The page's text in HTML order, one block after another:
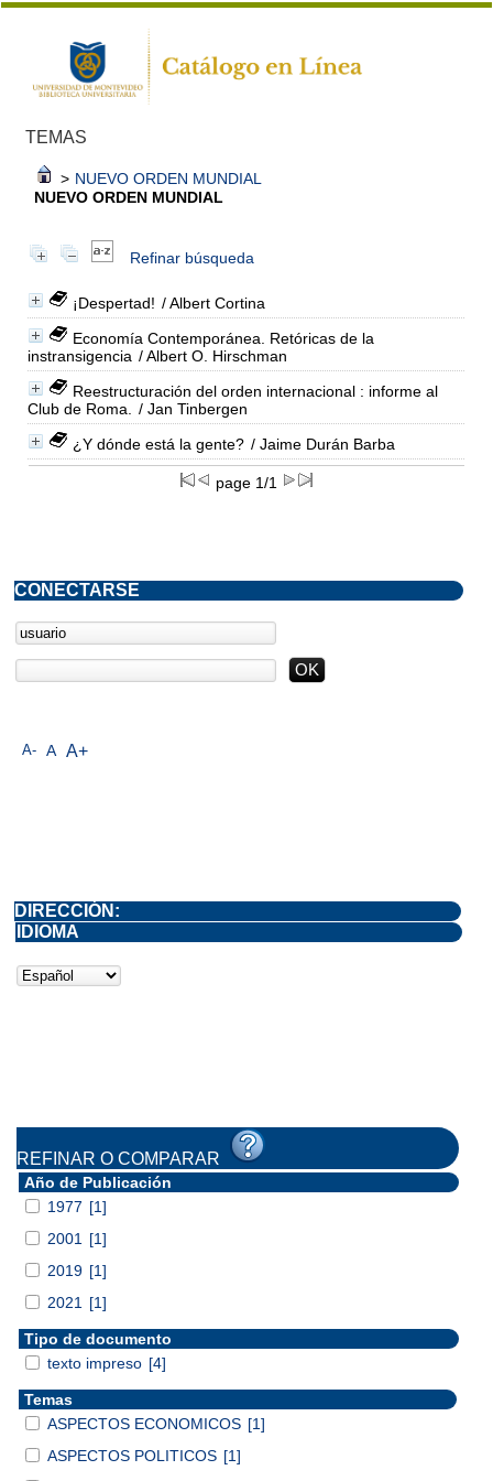
TEMAS
> NUEVO ORDEN MUNDIAL
NUEVO ORDEN MUNDIAL
Refinar búsqueda
¡Despertad! / Albert Cortina
Economía Contemporánea. Retóricas de la
instransigencia / Albert O. Hirschman
Reestructuración del orden internacional : informe al
Club de Roma.
/ Jan Tinbergen
¿Y dónde está la gente? / Jaime Durán Barba
page 1/1
A- A A+
CONECTARSE
DIRECCIÓN:
IDIOMA
REFINAR O COMPARAR
Año de Publicación
1977 [1]
2001
[1]
2019 [1]
2021
[1]
Tipo de documento
texto impreso [4]
Temas
ASPECTOS ECONOMICOS [1]
ASPECTOS POLITICOS [1]